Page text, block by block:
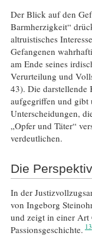
Der Blick auf den
Barmherzigkeit“
altruistisches
Gefangenen
am Ende seines
Verurteilung und
43). Die darstellende
aufgegriffen und gibt
Unterscheidungen,
„Opfer und Täter“
verdeutlichen.
Die
In der
von Ingeborg
und zeigt in einer Art
Passionsgeschichte. 13